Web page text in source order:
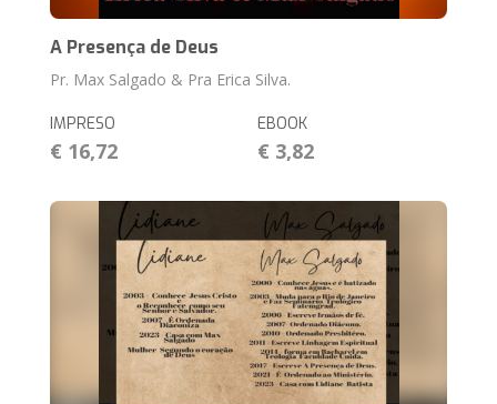
A Presença de Deus
Pr. Max Salgado & Pra Erica Silva.
IMPRESO
€ 16,72
EBOOK
€ 3,82